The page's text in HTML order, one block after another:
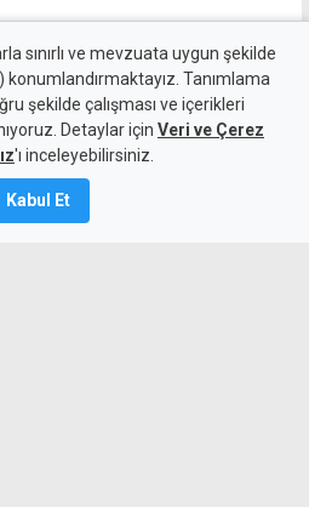
karnını
günlük bedeli:
sınırlı ve mevzuata uygun şekilde
Tanımlama
şekilde çalışması ve içerikleri
Detaylar için Veri ve Çerez
'ı inceleyebilirsiniz.
Kabul Et